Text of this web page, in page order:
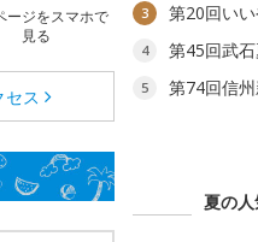
ージをスマホで
見る
セス
3 第20回い
4 第45回武
5
第74回信
夏の